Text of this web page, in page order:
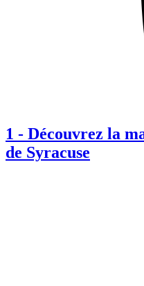
1 - Découvrez la
de Syracuse